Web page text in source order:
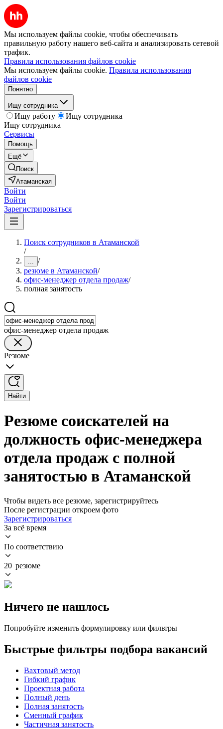
Мы используем файлы cookie, чтобы обеспечивать
правильную работу нашего веб-сайта и анализировать сетевой
трафик.
Правила использования файлов cookie
Мы используем файлы cookie. Правила использования
файлов cookie
Понятно
Ищу сотрудника
Ищу работу
Ищу сотрудника
Ищу сотрудника
Сервисы
Помощь
Ещё
Поиск
Атаманская
Войти
Войти
Зарегистрироваться
Поиск сотрудников в Атаманской
/
... /
резюме в Атаманской/
офис-менеджер отдела продаж/
полная занятость
офис-менеджер отдела продаж
Резюме
Найти
Резюме соискателей на
должность офис-менеджера
отдела продаж с полной
занятостью в Атаманской
Чтобы видеть все резюме, зарегистрируйтесь
После регистрации откроем фото
Зарегистрироваться
За всё время
По соответствию
20 резюме
Ничего не нашлось
Попробуйте изменить формулировку или фильтры
Быстрые фильтры подбора вакансий
Вахтовый метод
Гибкий график
Проектная работа
Полный день
Полная занятость
Сменный график
Частичная занятость